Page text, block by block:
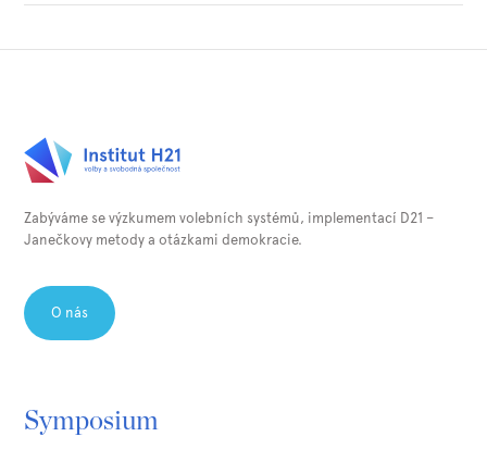
Zabýváme se výzkumem volebních systémů, implementací D21 –
Janečkovy metody a otázkami demokracie.⁠
O nás
Symposium